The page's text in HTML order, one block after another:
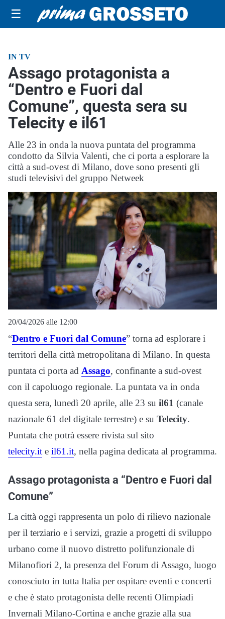
☰
IN TV
Assago protagonista a
“Dentro e Fuori dal
Comune”, questa sera su
Telecity e il61
Alle 23 in onda la nuova puntata del programma
condotto da Silvia Valenti, che ci porta a esplorare la
città a sud-ovest di Milano, dove sono presenti gli
studi televisivi del gruppo Netweek
20/04/2026 alle 12:00
“Dentro e Fuori dal Comune” torna ad esplorare i
territori della città metropolitana di Milano. In questa
puntata ci porta ad Assago, confinante a sud-ovest
con il capoluogo regionale. La puntata va in onda
questa sera, lunedì 20 aprile, alle 23 su il61 (canale
nazionale 61 del digitale terrestre) e su Telecity.
Puntata che potrà essere rivista sul sito
telecity.it e il61.it, nella pagina dedicata al programma.
Assago protagonista a “Dentro e Fuori dal
Comune”
La città oggi rappresenta un polo di rilievo nazionale
per il terziario e i servizi, grazie a progetti di sviluppo
urbano come il nuovo distretto polifunzionale di
Milanofiori 2, la presenza del Forum di Assago, luogo
conosciuto in tutta Italia per ospitare eventi e concerti
e che è stato protagonista delle recenti Olimpiadi
Invernali Milano-Cortina e anche grazie alla sua